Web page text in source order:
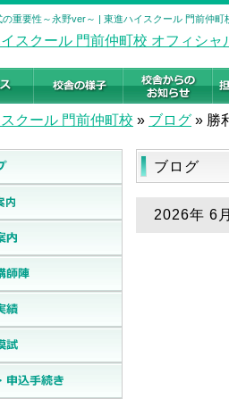
の重要性～永野ver～ | 東進ハイスクール 門前仲
クール 門前仲町校 » ブログ » 勝
ブログ
2026年 6